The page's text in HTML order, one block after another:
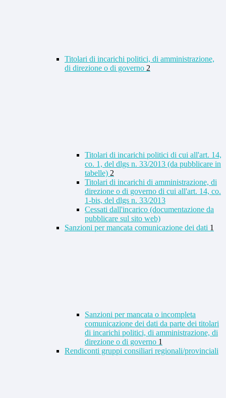
Titolari di incarichi politici, di amministrazione,
di direzione o di governo 2
Titolari di incarichi politici di cui all'art. 14,
co. 1, del dlgs n. 33/2013 (da pubblicare in
tabelle) 2
Titolari di incarichi di amministrazione, di
direzione o di governo di cui all'art. 14, co.
1-bis, del dlgs n. 33/2013
Cessati dall'incarico (documentazione da
pubblicare sul sito web)
Sanzioni per mancata comunicazione dei dati 1
Sanzioni per mancata o incompleta
comunicazione dei dati da parte dei titolari
di incarichi politici, di amministrazione, di
direzione o di governo 1
Rendiconti gruppi consiliari regionali/provinciali